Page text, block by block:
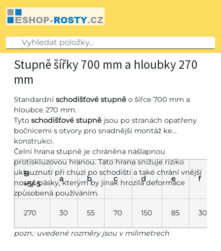
Stupně šířky 700 mm a hloubky 270
mm
Standardní schodišťové stupně o šířce 700 mm a
hloubce 270 mm.
Tyto schodišťové stupně jsou po stranách opatřeny
bočnicemi s otvory pro snadnější montáž ke
konstrukci.
Čelní hrana stupně je chráněna nášlapnou
protiskluzovou hranou. Tato hrana snižuje riziko
uklouznutí při chuzi po schodišti a také chrání vnější
nosné pásky, kterým by jinak hrozila deformace
způsobená používáním.
B
+5/-5
a b c d e f
270 30 55 70 150 85 30
pozn.: uvedené rozměry jsou v milimetrech